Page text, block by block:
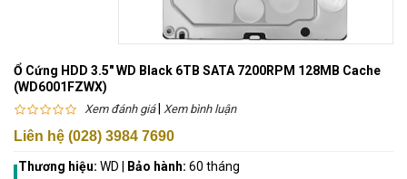
Ổ Cứng HDD 3.5" WD Black 6TB SATA 7200RPM 128MB Cache
(WD6001FZWX)
Xem đánh giá| Xem bình luận
Liên hệ (028) 3984 7690
Thương hiệu: WD Bảo hành: 60 tháng